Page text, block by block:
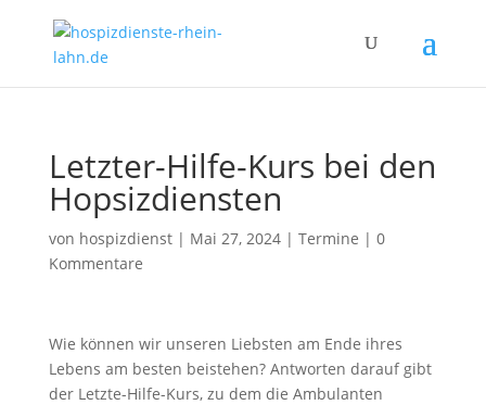
Letzter-Hilfe-Kurs bei den
Hopsizdiensten
von hospizdienst| Mai 27, 2024| Termine | 0
Kommentare
Wie können wir unseren Liebsten am Ende ihres
Lebens am besten beistehen? Antworten darauf gibt
der Letzte-Hilfe-Kurs, zu dem die Ambulanten